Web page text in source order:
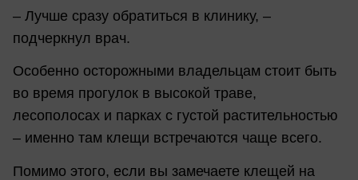
– Лучше сразу обратиться в клинику, –
подчеркнул врач.
Особенно осторожными владельцам стоит быть
во время прогулок в высокой траве,
лесополосах и парках с густой растительностью
– именно там клещи встречаются чаще всего.
Помимо этого, если вы замечаете клещей на